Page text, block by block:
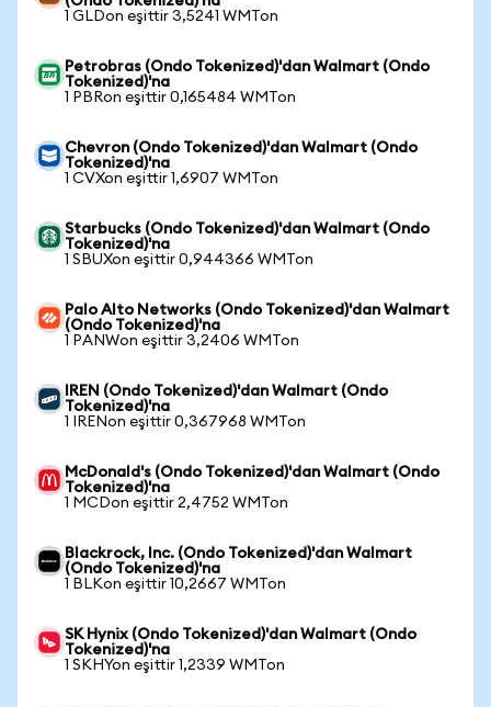
1 GLDon eşittir 3,5241 WMTon
Petrobras (Ondo Tokenized)'dan Walmart (Ondo
Tokenized)'na
1 PBRon eşittir 0,165484 WMTon
Chevron (Ondo Tokenized)'dan Walmart (Ondo
Tokenized)'na
1 CVXon eşittir 1,6907 WMTon
Starbucks (Ondo Tokenized)'dan Walmart (Ondo
Tokenized)'na
1 SBUXon eşittir 0,944366 WMTon
Palo Alto Networks (Ondo Tokenized)'dan Walmart
(Ondo Tokenized)'na
1 PANWon eşittir 3,2406 WMTon
IREN (Ondo Tokenized)'dan Walmart (Ondo
Tokenized)'na
1 IRENon eşittir 0,367968 WMTon
McDonald's (Ondo Tokenized)'dan Walmart (Ondo
Tokenized)'na
1 MCDon eşittir 2,4752 WMTon
Blackrock, Inc. (Ondo Tokenized)'dan Walmart
(Ondo Tokenized)'na
1 BLKon eşittir 10,2667 WMTon
SK Hynix (Ondo Tokenized)'dan Walmart (Ondo
Tokenized)'na
1 SKHYon eşittir 1,2339 WMTon